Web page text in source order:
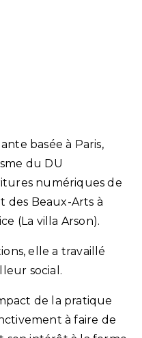
basée à Paris,
du DU
numériques de
des Beaux-Arts à
(La villa Arson).
elle a travaillé
social.
de la pratique
à faire de